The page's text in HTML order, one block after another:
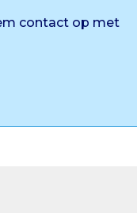
contact op met